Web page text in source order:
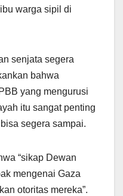
warga sipil di
senjata segera
bahwa
yang mengurusi
itu sangat penting
segera sampai.
“sikap Dewan
mengenai Gaza
otoritas mereka”.